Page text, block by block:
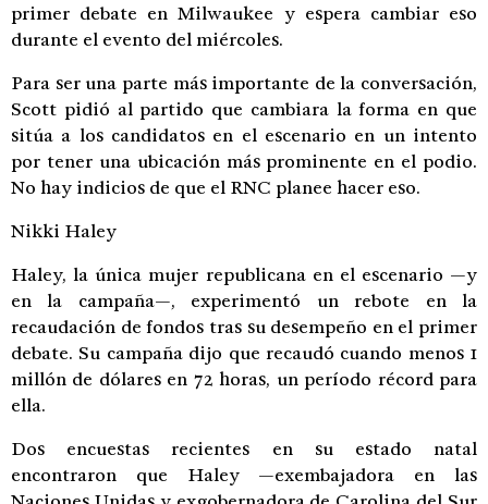
primer debate en Milwaukee y espera cambiar eso
durante el evento del miércoles.
Para ser una parte más importante de la conversación,
Scott pidió al partido que cambiara la forma en que
sitúa a los candidatos en el escenario en un intento
por tener una ubicación más prominente en el podio.
No hay indicios de que el RNC planee hacer eso.
Nikki Haley
Haley, la única mujer republicana en el escenario —y
en la campaña—, experimentó un rebote en la
recaudación de fondos tras su desempeño en el primer
debate. Su campaña dijo que recaudó cuando menos 1
millón de dólares en 72 horas, un período récord para
ella.
Dos encuestas recientes en su estado natal
encontraron que Haley —exembajadora en las